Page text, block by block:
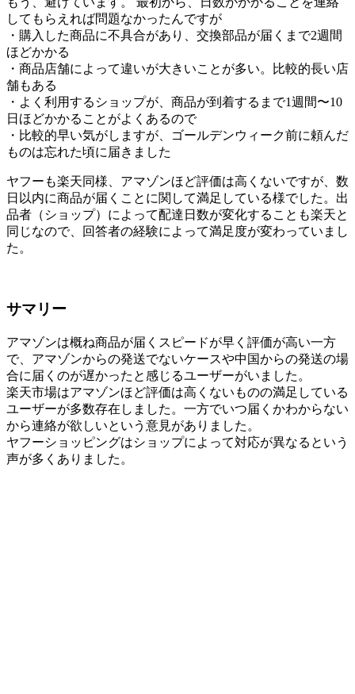
してもらえれば問題なかったんですが
・購入した商品に不具合があり、交換部品が届くまで2週間
ほどかかる
・商品店舗によって違いが大きいことが多い。比較的長い店
舗もある
・よく利用するショップが、商品が到着するまで1週間〜10
日ほどかかることがよくあるので
・比較的早い気がしますが、ゴールデンウィーク前に頼んだ
ものは忘れた頃に届きました
ヤフーも楽天同様、アマゾンほど評価は高くないですが、数
日以内に商品が届くことに関して満足している様でした。出
品者（ショップ）によって配達日数が変化することも楽天と
同じなので、回答者の経験によって満足度が変わっていまし
た。
サマリー
アマゾンは概ね商品が届くスピードが早く評価が高い一方
で、アマゾンからの発送でないケースや中国からの発送の場
合に届くのが遅かったと感じるユーザーがいました。
楽天市場はアマゾンほど評価は高くないものの満足している
ユーザーが多数存在しました。一方でいつ届くかわからない
から連絡が欲しいという意見がありました。
ヤフーショッピングはショップによって対応が異なるという
声が多くありました。